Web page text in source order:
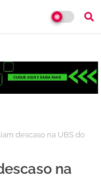
descaso na UBS do
na